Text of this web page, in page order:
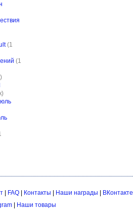
(1
(1
| FAQ| Контакты Наши награды
ВКонтакте
Наши товары